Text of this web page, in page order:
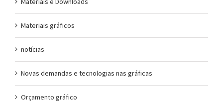
Materiais gráficos
notícias
Novas demandas e tecnologias nas gráficas
Orçamento gráfico